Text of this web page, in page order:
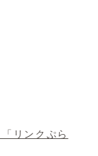
リンクぷら